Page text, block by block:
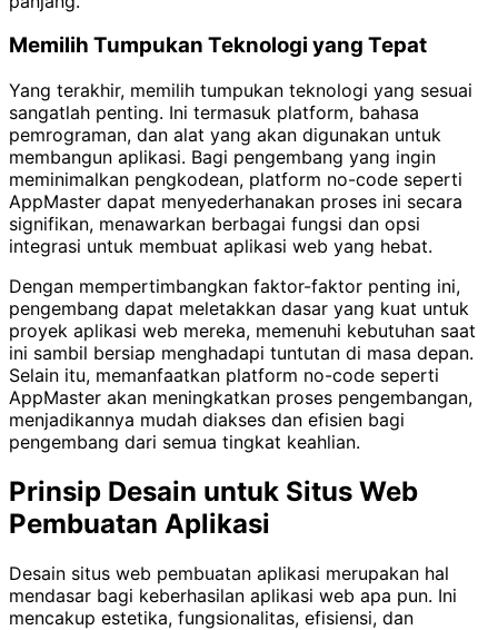
Memilih Tumpukan Teknologi yang Tepat
Yang terakhir, memilih tumpukan teknologi yang sesuai
sangatlah penting. Ini termasuk platform, bahasa
pemrograman, dan alat yang akan digunakan untuk
membangun aplikasi. Bagi pengembang yang ingin
meminimalkan pengkodean, platform no-code seperti
AppMaster dapat menyederhanakan proses ini secara
signifikan, menawarkan berbagai fungsi dan opsi
integrasi untuk membuat aplikasi web yang hebat.
Dengan mempertimbangkan faktor-faktor penting ini,
pengembang dapat meletakkan dasar yang kuat untuk
proyek aplikasi web mereka, memenuhi kebutuhan saat
ini sambil bersiap menghadapi tuntutan di masa depan.
Selain itu, memanfaatkan platform no-code seperti
AppMaster akan meningkatkan proses pengembangan,
menjadikannya mudah diakses dan efisien bagi
pengembang dari semua tingkat keahlian.
Prinsip Desain untuk Situs Web
Pembuatan Aplikasi
Desain situs web pembuatan aplikasi merupakan hal
mendasar bagi keberhasilan aplikasi web apa pun. Ini
mencakup estetika, fungsionalitas, efisiensi, dan